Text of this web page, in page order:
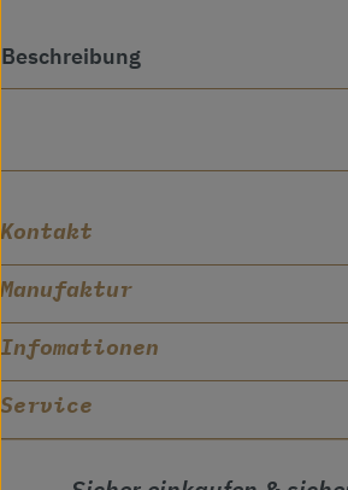
Beschreibung
Kontakt
Manufaktur
Infomationen
Service